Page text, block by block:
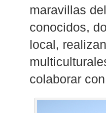
maravillas
conocidos,
local,
colaborar